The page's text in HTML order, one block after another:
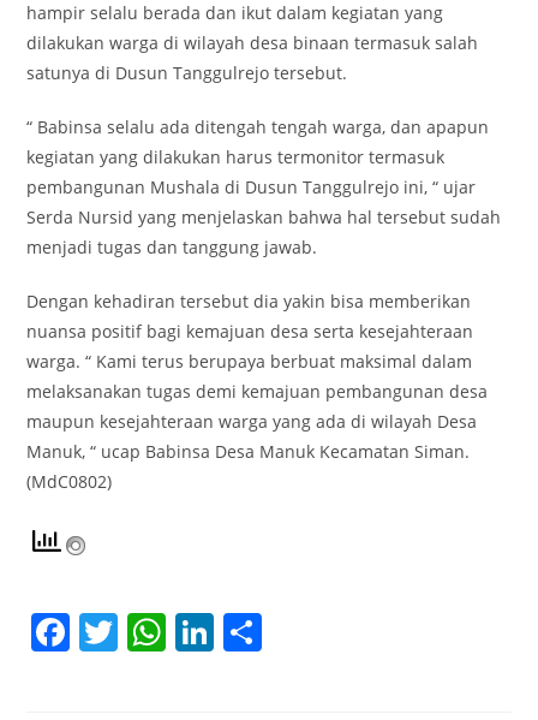
hampir selalu berada dan ikut dalam kegiatan yang
dilakukan warga di wilayah desa binaan termasuk salah
satunya di Dusun Tanggulrejo tersebut.
“ Babinsa selalu ada ditengah tengah warga, dan apapun
kegiatan yang dilakukan harus termonitor termasuk
pembangunan Mushala di Dusun Tanggulrejo ini, “ ujar
Serda Nursid yang menjelaskan bahwa hal tersebut sudah
menjadi tugas dan tanggung jawab.
Dengan kehadiran tersebut dia yakin bisa memberikan
nuansa positif bagi kemajuan desa serta kesejahteraan
warga. “ Kami terus berupaya berbuat maksimal dalam
melaksanakan tugas demi kemajuan pembangunan desa
maupun kesejahteraan warga yang ada di wilayah Desa
Manuk, “ ucap Babinsa Desa Manuk Kecamatan Siman.
(MdC0802)
F T W Li